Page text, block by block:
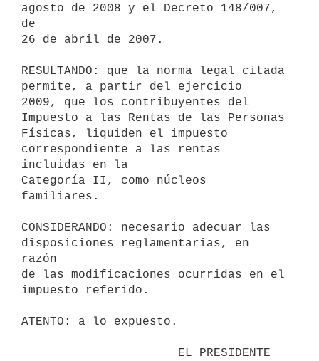
agosto de 2008 y el Decreto 148/007,
de
26 de abril de 2007.
RESULTANDO: que la norma legal citada
permite, a partir del ejercicio
2009, que los contribuyentes del
Impuesto a las Rentas de las Personas
Físicas, liquiden el impuesto
correspondiente a las rentas
incluidas en la
Categoría II, como núcleos
familiares.
CONSIDERANDO: necesario adecuar las
disposiciones reglamentarias, en
razón
de las modificaciones ocurridas en el
impuesto referido.
ATENTO: a lo expuesto.